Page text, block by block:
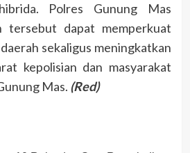
Polres Gunung Mas
tersebut dapat memperkuat
sekaligus meningkatkan
kepolisian dan masyarakat
Mas. (Red)